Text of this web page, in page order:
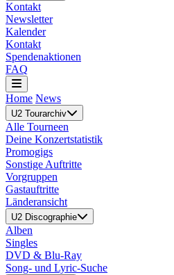
Kontakt
Newsletter
Kalender
Kontakt
Spendenaktionen
FAQ
Home News
U2 Tourarchiv
Alle Tourneen
Deine Konzertstatistik
Promogigs
Sonstige Auftritte
Vorgruppen
Gastauftritte
Länderansicht
U2 Discographie
Alben
Singles
DVD & Blu-Ray
Song- und Lyric-Suche